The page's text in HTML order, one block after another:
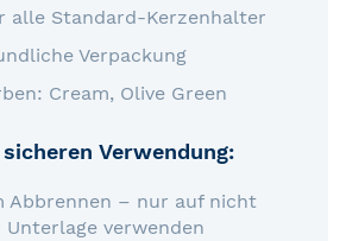
alle Standard-Kerzenhalter
Verpackung
Cream, Olive Green
Verwendung:
Abbrennen – nur auf nicht
verwenden